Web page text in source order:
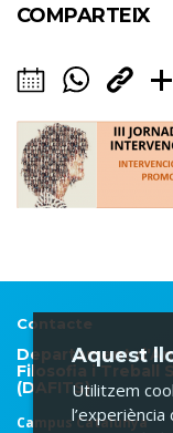
COMPARTEIX
Contacte
Departament
Filosofia i Treball
(DAFITS)
Campus Catalunya
Aquest
Utilitzem